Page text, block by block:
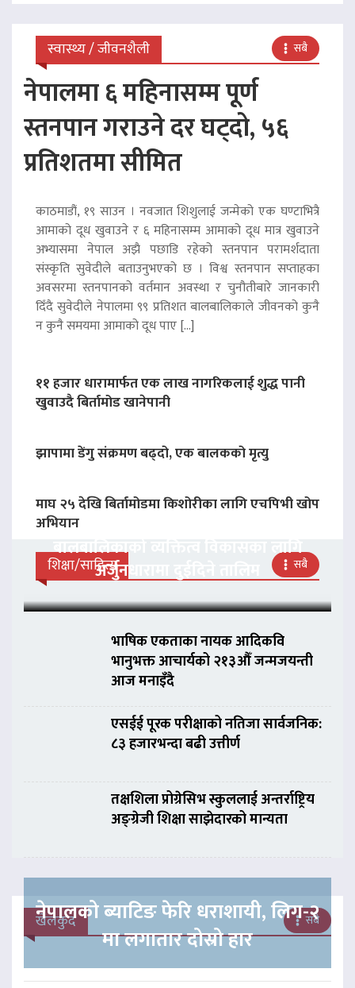
स्वास्थ्य / जीवनशैली सबै
नेपालमा ६ महिनासम्म पूर्ण
स्तनपान गराउने दर घट्दो, ५६
प्रतिशतमा सीमित
काठमाडौं, १९ साउन । नवजात शिशुलाई जन्मेको एक घण्टाभित्रै
आमाको दूध खुवाउने र ६ महिनासम्म आमाको दूध मात्र खुवाउने
अभ्यासमा नेपाल अझै पछाडि रहेको स्तनपान परामर्शदाता
संस्कृति सुवेदीले बताउनुभएको छ । विश्व स्तनपान सप्ताहका
अवसरमा स्तनपानको वर्तमान अवस्था र चुनौतीबारे जानकारी
दिँदै सुवेदीले नेपालमा ९९ प्रतिशत बालबालिकाले जीवनको कुनै
न कुनै समयमा आमाको दूध पाए […]
११ हजार धारामार्फत एक लाख नागरिकलाई शुद्ध पानी
खुवाउदै बिर्तामोड खानेपानी
झापामा डेंगु संक्रमण बढ्दो, एक बालकको मृत्यु
माघ २५ देखि बिर्तामोडमा किशोरीका लागि एचपिभी खोप
अभियान
शिक्षा/साहित्य सबै
बालबालिकाको व्यक्तित्व विकासका लागि
अर्जुनधारामा दुईदिने तालिम
भाषिक एकताका नायक आदिकवि
भानुभक्त आचार्यको २१३औँ जन्मजयन्ती
आज मनाइँदै
एसईई पूरक परीक्षाको नतिजा सार्वजनिक:
८३ हजारभन्दा बढी उत्तीर्ण
तक्षशिला प्रोग्रेसिभ स्कुललाई अन्तर्राष्ट्रिय
अङ्ग्रेजी शिक्षा साझेदारको मान्यता
खेलकुद सबै
नेपालको ब्याटिङ फेरि धराशायी, लिग-२
मा लगातार दोस्रो हार